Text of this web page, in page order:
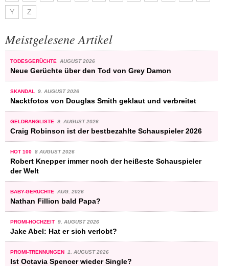
Y Z
Meistgelesene Artikel
TODESGERÜCHTE AUGUST 2026
Neue Gerüchte über den Tod von Grey Damon
SKANDAL 9. AUGUST 2026
Nacktfotos von Douglas Smith geklaut und verbreitet
GELDRANGLISTE 9. AUGUST 2026
Craig Robinson ist der bestbezahlte Schauspieler 2026
HOT 100 8 AUGUST 2026
Robert Knepper immer noch der heißeste Schauspieler
der Welt
BABY-GERÜCHTE AUG. 2026
Nathan Fillion bald Papa?
PROMI-HOCHZEIT 9. AUGUST 2026
Jake Abel: Hat er sich verlobt?
PROMI-TRENNUNGEN 1. AUGUST 2026
Ist Octavia Spencer wieder Single?